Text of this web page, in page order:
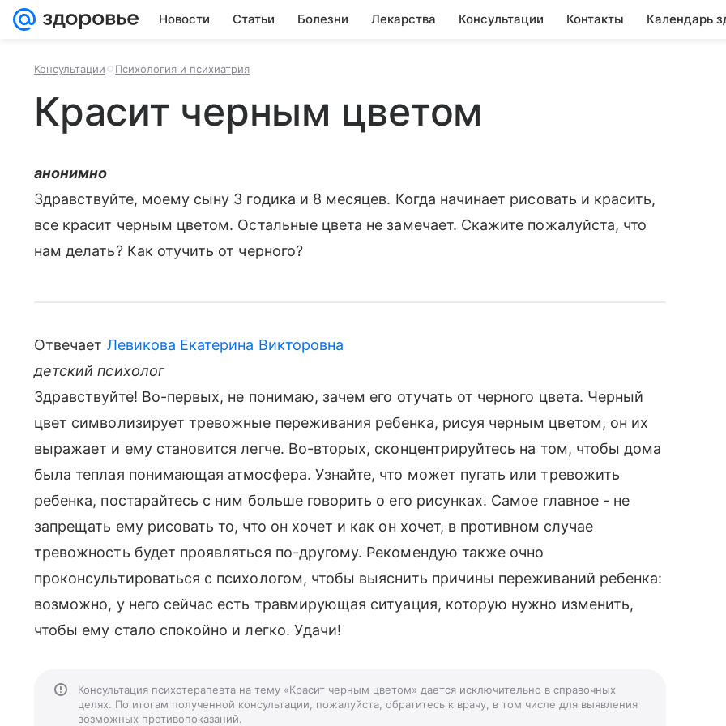
Новости Статьи Болезни Лекарства Консультации Контакты Календарь
Консультации Психология и психиатрия
Красит черным цветом
анонимно
Здравствуйте, моему сыну 3 годика и 8 месяцев. Когда начинает рисовать и красить,
все красит черным цветом. Остальные цвета не замечает. Скажите пожалуйста, что
нам делать? Как отучить от черного?
Отвечает Левикова Екатерина Викторовна
детский психолог
Здравствуйте! Во-первых, не понимаю, зачем его отучать от черного цвета. Черный
цвет символизирует тревожные переживания ребенка, рисуя черным цветом, он их
выражает и ему становится легче. Во-вторых, сконцентрируйтесь на том, чтобы дома
была теплая понимающая атмосфера. Узнайте, что может пугать или тревожить
ребенка, постарайтесь с ним больше говорить о его рисунках. Самое главное - не
запрещать ему рисовать то, что он хочет и как он хочет, в противном случае
тревожность будет проявляться по-другому. Рекомендую также очно
проконсультироваться с психологом, чтобы выяснить причины переживаний ребенка:
возможно, у него сейчас есть травмирующая ситуация, которую нужно изменить,
чтобы ему стало спокойно и легко. Удачи!
Консультация психотерапевта на тему «Красит черным цветом» дается исключительно в справочных
целях. По итогам полученной консультации, пожалуйста, обратитесь к врачу, в том числе для выявления
возможных противопоказаний.